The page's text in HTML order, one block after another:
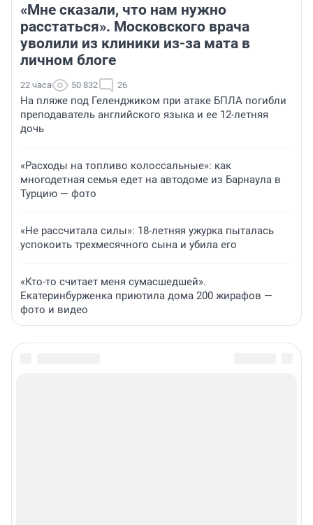
«Мне сказали, что нам нужно
расстаться». Московского врача
уволили из клиники из-за мата в
личном блоге
22 часа 50 832 26
На пляже под Геленджиком при атаке БПЛА погибли
преподаватель английского языка и ее 12-летняя
дочь
«Расходы на топливо колоссальные»: как
многодетная семья едет на автодоме из Барнаула в
Турцию — фото
«Не рассчитала силы»: 18-летняя ужурка пыталась
успокоить трехмесячного сына и убила его
«Кто-то считает меня сумасшедшей».
Екатеринбурженка приютила дома 200 жирафов —
фото и видео